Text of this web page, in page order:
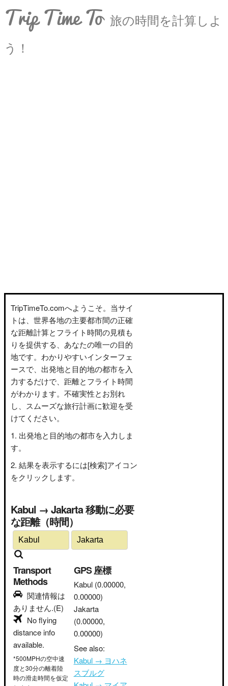
Trip Time To 旅の時間を計算しよ
う！
TripTimeTo.comへようこそ。当サイ
トは、世界各地の主要都市間の正確
な距離計算とフライト時間の見積も
りを提供する、あなたの唯一の目的
地です。わかりやすいインターフェ
ースで、出発地と目的地の都市を入
力するだけで、距離とフライト時間
がわかります。不確実性とお別れ
し、スムーズな旅行計画に歓迎を受
けてください。
出発地と目的地の都市を入力しま
す。
結果を表示するには[検索]アイコン
をクリックします。
Kabul → Jakarta 移動に必要
な距離（時間）
Transport
Methods
関連情報は
ありません.(E)
No flying
distance info
available.
*500MPHの空中速
度と30分の離着陸
時の滑走時間を仮定
GPS 座標
Kabul (0.00000,
0.00000)
Jakarta
(0.00000,
0.00000)
See also:
Kabul → ヨハネ
スブルグ